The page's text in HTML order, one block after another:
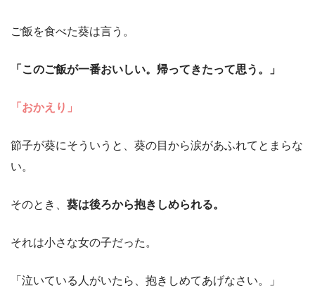
ご飯を食べた葵は言う。
「このご飯が一番おいしい。帰ってきたって思う。」
「おかえり」
節子が葵にそういうと、葵の目から涙があふれてとまらな
い。
そのとき、 葵は後ろから抱きしめられる。
それは小さな女の子だった。
「泣いている人がいたら、抱きしめてあげなさい。」